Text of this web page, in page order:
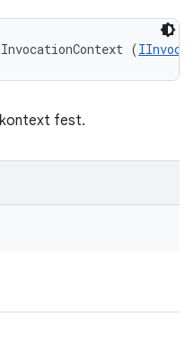
(
fest.